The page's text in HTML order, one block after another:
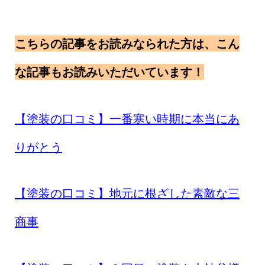
こちらの記事をお読みなられた方は、こん
な記事もお読みいただいています！
【塗装の口コミ】一番寒い時期に本当にあ
りがとう
【塗装の口コミ】地元に根ざした素敵な三
商事